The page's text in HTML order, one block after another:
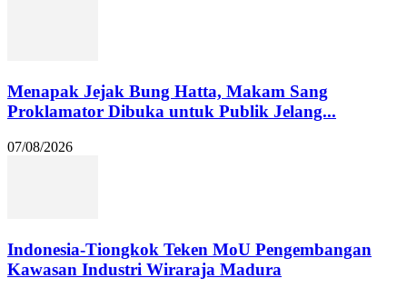
Menapak Jejak Bung Hatta, Makam Sang
Proklamator Dibuka untuk Publik Jelang...
07/08/2026
Indonesia-Tiongkok Teken MoU Pengembangan
Kawasan Industri Wiraraja Madura